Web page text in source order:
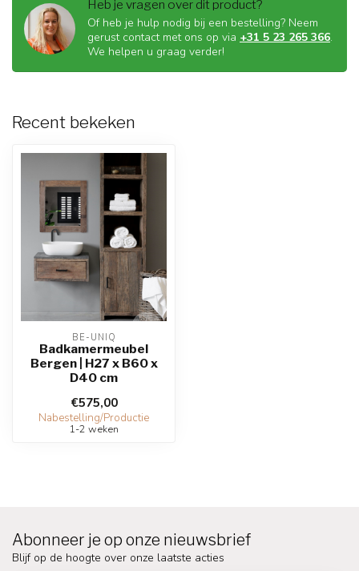
Heb je vragen over dit product?
Of heb je hulp nodig bij een bestelling? Neem
gerust contact met ons op via +31 5 23 265 366.
We helpen u graag verder!
Recent bekeken
BE-UNIQ
Badkamermeubel
Bergen | H27 x B60 x
D40 cm
€575,00
Nabestelling/Productie
1-2 weken
Abonneer je op onze nieuwsbrief
Blijf op de hoogte over onze laatste acties